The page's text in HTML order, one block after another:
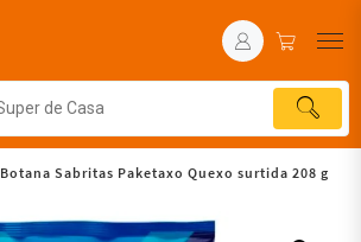
Botana Sabritas Paketaxo Quexo surtida 208 g